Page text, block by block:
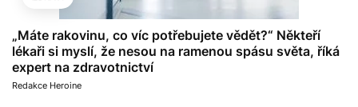
„Máte rakovinu, co víc potřebujete vědět?“ Někteří
lékaři si myslí, že nesou na ramenou spásu světa, říká
expert na zdravotnictví
Redakce Heroine